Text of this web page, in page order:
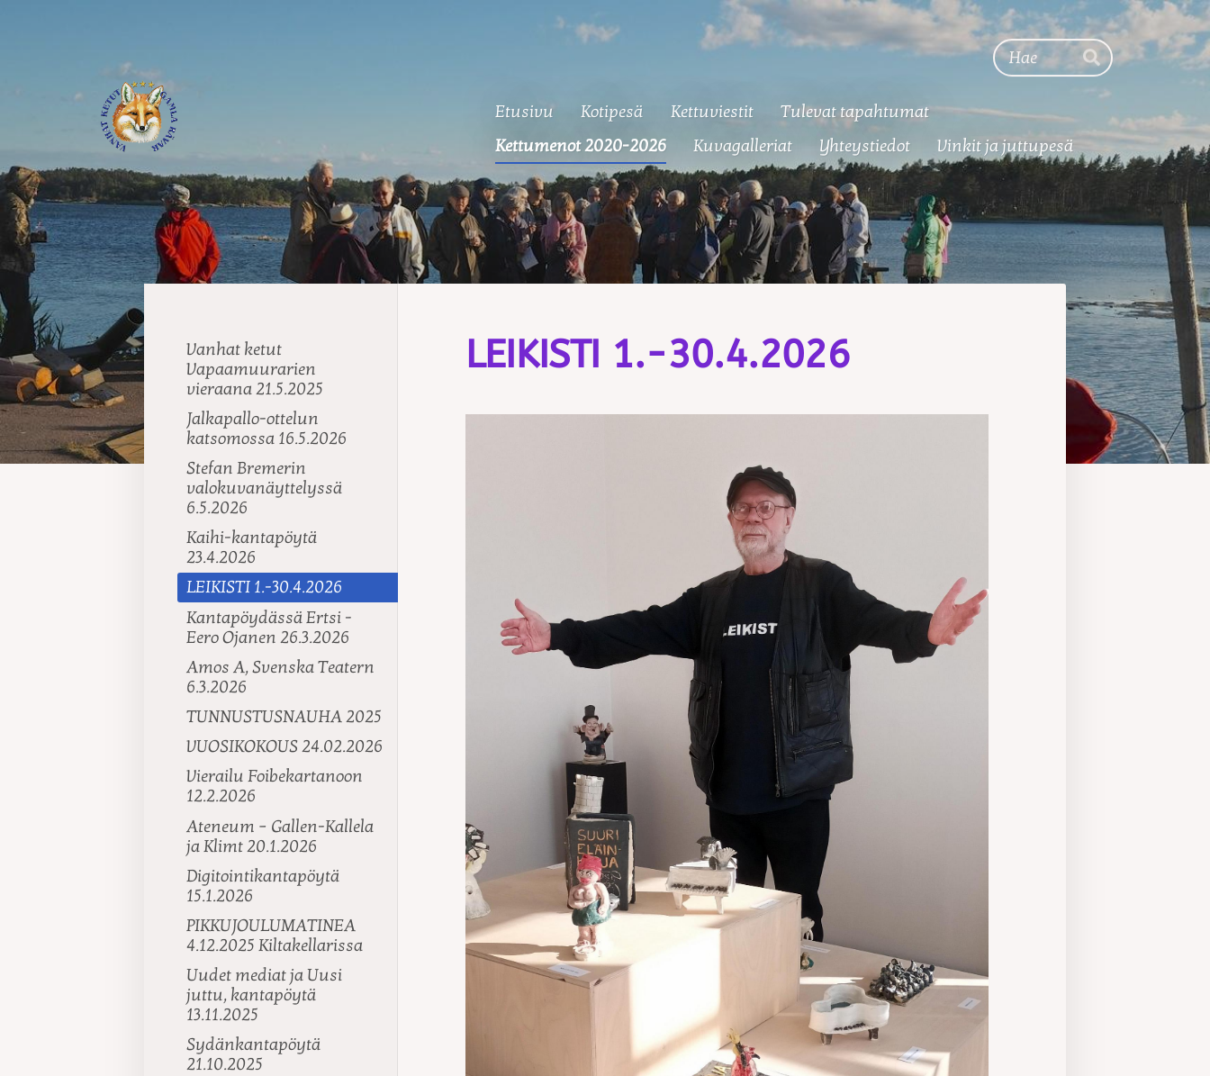
Haku
Hae
Journalistiliitto / RTTL/ Vanhat Ketut
Etusivu Kotipesä Kettuviestit
Tulevat tapahtumat
Kettumenot 2020-2026
Kuvagalleriat Yhteystiedot Vinkit ja juttupesä
Vanhat ketut
Vapaamuurarien
vieraana 21.5.2025
Jalkapallo-ottelun
katsomossa 16.5.2026
Stefan Bremerin
valokuvanäyttelyssä
6.5.2026
Kaihi-kantapöytä
23.4.2026
LEIKISTI 1.-30.4.2026
Kantapöydässä Ertsi -
Eero Ojanen 26.3.2026
Amos A, Svenska Teatern
6.3.2026
TUNNUSTUSNAUHA 2025
VUOSIKOKOUS 24.02.2026
Vierailu Foibekartanoon
12.2.2026
Ateneum – Gallen-Kallela
ja Klimt 20.1.2026
Digitointikantapöytä
15.1.2026
PIKKUJOULUMATINEA
4.12.2025 Kiltakellarissa
Uudet mediat ja Uusi
juttu, kantapöytä
13.11.2025
Sydänkantapöytä
21.10.2025
LEIKISTI 1.-30.4.2026